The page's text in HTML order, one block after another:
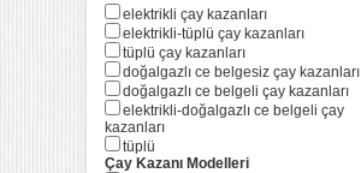
elektrikli çay kazanları
elektrikli-tüplü çay kazanları
tüplü çay kazanları
doğalgazlı ce belgesiz çay kazanları
doğalgazlı ce belgeli çay kazanları
elektrikli-doğalgazlı ce belgeli çay
kazanları
tüplü
Çay Kazanı Modelleri